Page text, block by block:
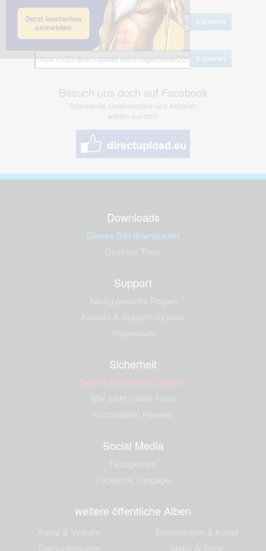
BB Code
kopieren
kopieren
Besuch uns doch auf Facebook
Spannende Gewinnspiele und Aktionen
warten auf dich!
Downloads
Dieses Bild downloaden
Support
Sicherheit
Dieses Bild melden (Abuse)
Social Media
weitere öffentliche Alben